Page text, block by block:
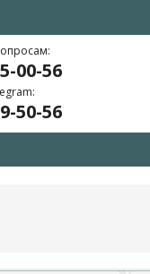
-00-56
-50-56